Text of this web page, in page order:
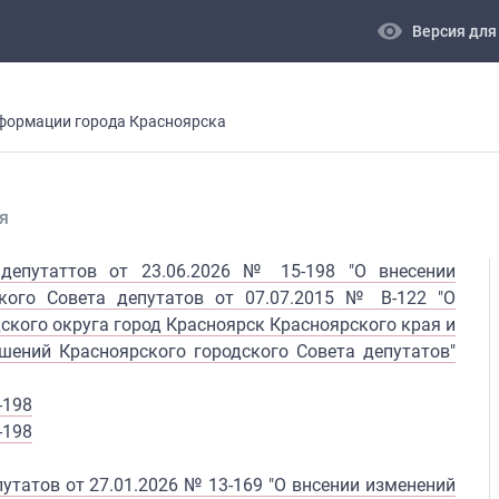
visibility Версия
города Красноярска
депутаттов от 23.06.2026 № 15-198 "О внесении
Совета депутатов от 07.07.2015 № В-122 "О
округа город Красноярск Красноярского края и
Красноярского городского Совета депутатов"
от 27.01.2026 № 13-169 "О внсении изменений